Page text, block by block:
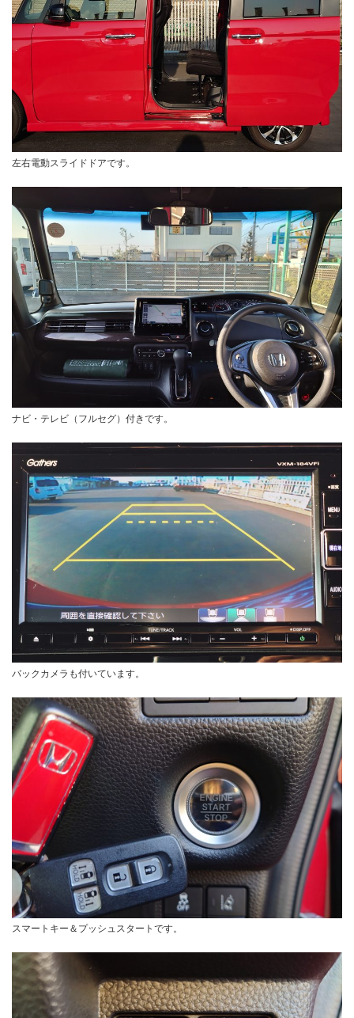
左右電動スライドドアです。
ナビ・テレビ（フルセグ）付きです。
バックカメラも付いています。
スマートキー＆プッシュスタートです。